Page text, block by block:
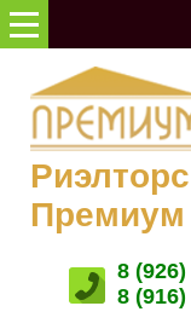
Премиум
8 (926)
8 (916)